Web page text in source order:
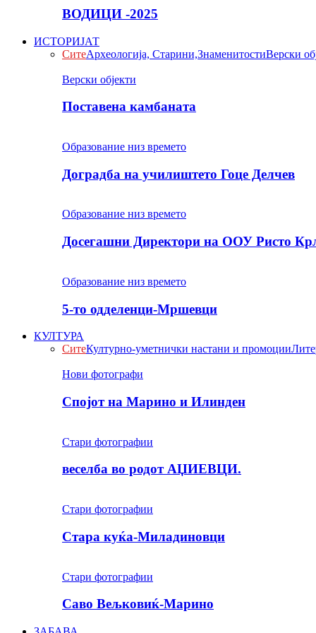
ВОДИЦИ -2025
ИСТОРИЈАТ
СитеАрхеологија, Старини,ЗнаменитостиВерски
Верски објекти
Поставена камбаната
Образование низ времето
Доградба на училиштето Гоце Делчев
Образование низ времето
Досегашни Директори на ООУ Ристо
Образование низ времето
5-то одделенци-Мршевци
КУЛТУРА
СитеКултурно-уметнички настани и промоции
Нови фотографи
Спојот на Марино и Илинден
Стари фотографии
веселба во родот АЏИЕВЦИ.
Стари фотографии
Стара куќа-Миладиновци
Стари фотографии
Саво Вељковиќ-Марино